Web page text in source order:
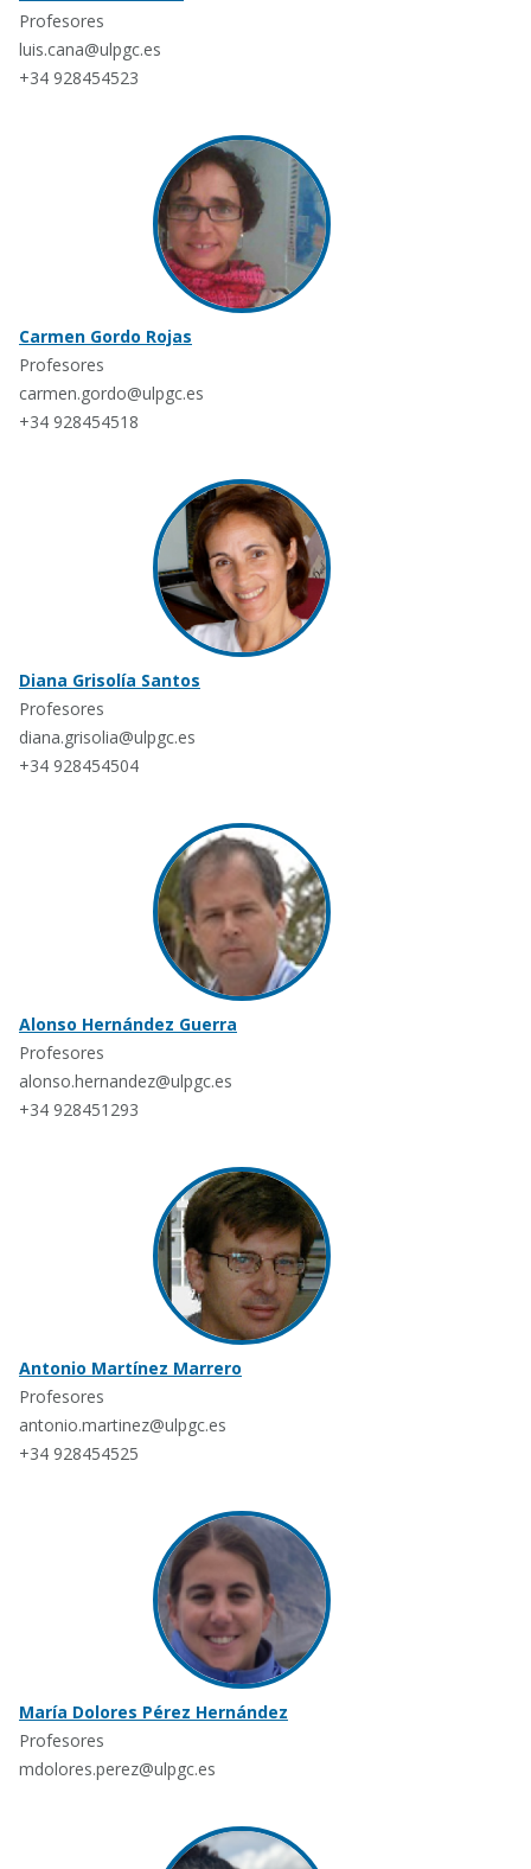
Profesores
luis.cana@ulpgc.es
+34 928454523
Carmen Gordo Rojas
Profesores
carmen.gordo@ulpgc.es
+34 928454518
Diana Grisolía Santos
Profesores
diana.grisolia@ulpgc.es
+34 928454504
Alonso Hernández Guerra
Profesores
alonso.hernandez@ulpgc.es
+34 928451293
Antonio Martínez Marrero
Profesores
antonio.martinez@ulpgc.es
+34 928454525
María Dolores Pérez Hernández
Profesores
mdolores.perez@ulpgc.es